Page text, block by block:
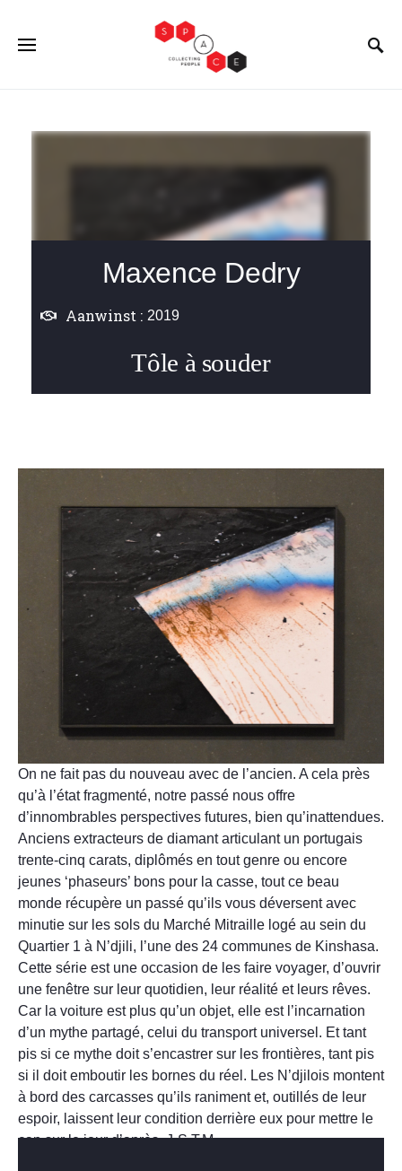
Maxence Dedry
Aanwinst : 2019
Tôle à souder
On ne fait pas du nouveau avec de l’ancien. A cela près
qu’à l’état fragmenté, notre passé nous offre
d’innombrables perspectives futures, bien qu’inattendues.
Anciens extracteurs de diamant articulant un portugais
trente-cinq carats, diplômés en tout genre ou encore
jeunes ‘phaseurs’ bons pour la casse, tout ce beau
monde récupère un passé qu’ils vous déversent avec
minutie sur les sols du Marché Mitraille logé au sein du
Quartier 1 à N’djili, l’une des 24 communes de Kinshasa.
Cette série est une occasion de les faire voyager, d’ouvrir
une fenêtre sur leur quotidien, leur réalité et leurs rêves.
Car la voiture est plus qu’un objet, elle est l’incarnation
d’un mythe partagé, celui du transport universel. Et tant
pis si ce mythe doit s’encastrer sur les frontières, tant pis
si il doit emboutir les bornes du réel. Les N’djilois montent
à bord des carcasses qu’ils raniment et, outillés de leur
espoir, laissent leur condition derrière eux pour mettre le
cap sur le jour d’après. J-S.T.M.